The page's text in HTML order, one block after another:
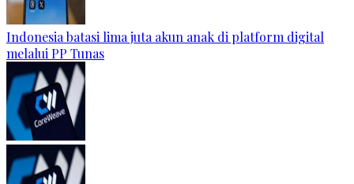
Indonesia batasi lima juta akun anak di platform digital
melalui PP Tunas